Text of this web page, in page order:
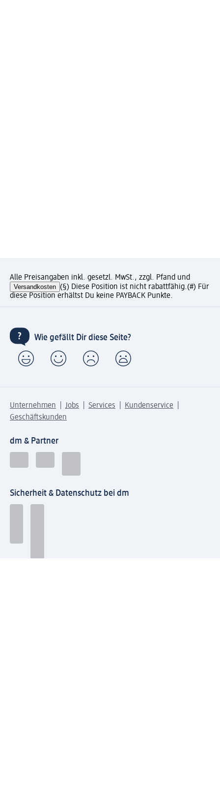
Alle Preisangaben inkl. gesetzl. MwSt., zzgl. Pfand und
Versandkosten (§) Diese Position ist nicht rabattfähig.(#) Für
diese Position erhältst Du keine PAYBACK Punkte.
Wie gefällt Dir diese Seite?
Unternehmen Jobs Services
Kundenservice
Geschäftskunden
dm & Partner
Sicherheit & Datenschutz bei dm